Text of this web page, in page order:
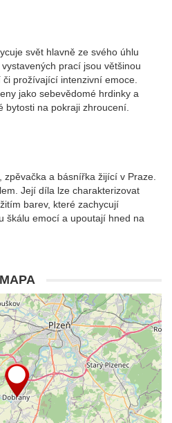
svět hlavně ze svého úhlu
prací jsou většinou
prožívající intenzivní emoce.
jako sebevědomé hrdinky a
bytosti na pokraji zhroucení.
a básnířka žijící v Praze.
Její díla lze charakterizovat
barev, které zachycují
škálu emocí a upoutají hned na
MAPA